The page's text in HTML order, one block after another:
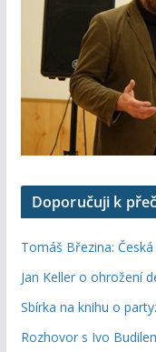
Doporučuji k
Tomáš Březina:
Jan Keller o ohrožení
Sbírka na knihu o
Rozhovor s Ivo